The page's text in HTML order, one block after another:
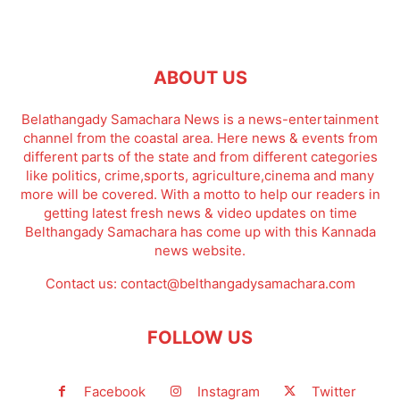
ABOUT US
Belathangady Samachara News is a news-entertainment
channel from the coastal area. Here news & events from
different parts of the state and from different categories
like politics, crime,sports, agriculture,cinema and many
more will be covered. With a motto to help our readers in
getting latest fresh news & video updates on time
Belthangady Samachara has come up with this Kannada
news website.
Contact us: contact@belthangadysamachara.com
FOLLOW US
Facebook Instagram Twitter